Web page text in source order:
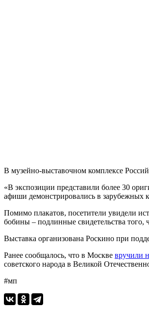
В музейно-выставочном комплексе
«В экспозиции представили более 30
афиши демонстрировались в зарубежных
Помимо плакатов, посетители увидели
бобины – подлинные свидетельства того,
Выставка организована Роскино при
Ранее сообщалось, что в Москве вручили
советского народа в Великой
#мп